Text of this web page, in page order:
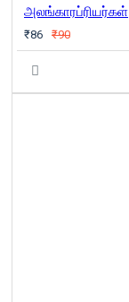
அலங்காரப்ரியர்கள்
₹86 ₹90